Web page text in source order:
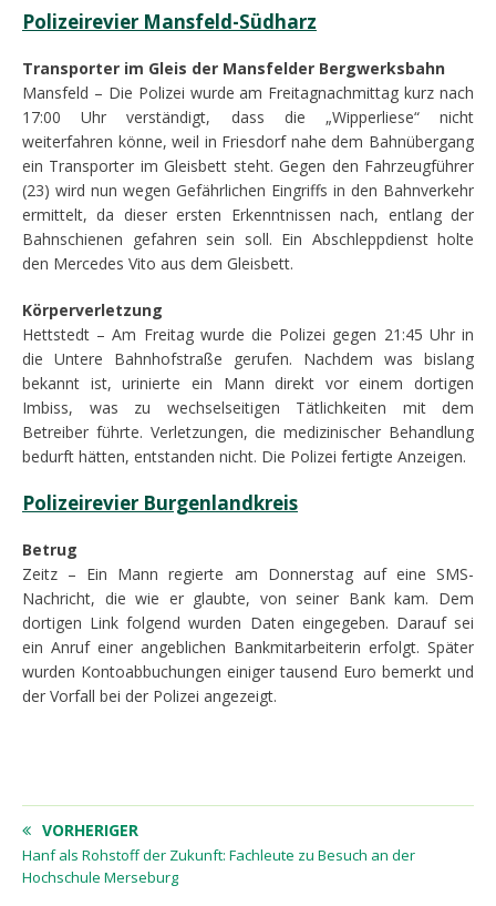
Polizeirevier Mansfeld-Südharz
Transporter im Gleis der Mansfelder Bergwerksbahn
Mansfeld – Die Polizei wurde am Freitagnachmittag kurz nach
17:00 Uhr verständigt, dass die „Wipperliese“ nicht
weiterfahren könne, weil in Friesdorf nahe dem Bahnübergang
ein Transporter im Gleisbett steht. Gegen den Fahrzeugführer
(23) wird nun wegen Gefährlichen Eingriffs in den Bahnverkehr
ermittelt, da dieser ersten Erkenntnissen nach, entlang der
Bahnschienen gefahren sein soll. Ein Abschleppdienst holte
den Mercedes Vito aus dem Gleisbett.
Körperverletzung
Hettstedt – Am Freitag wurde die Polizei gegen 21:45 Uhr in
die Untere Bahnhofstraße gerufen. Nachdem was bislang
bekannt ist, urinierte ein Mann direkt vor einem dortigen
Imbiss, was zu wechselseitigen Tätlichkeiten mit dem
Betreiber führte. Verletzungen, die medizinischer Behandlung
bedurft hätten, entstanden nicht. Die Polizei fertigte Anzeigen.
Polizeirevier Burgenlandkreis
Betrug
Zeitz – Ein Mann regierte am Donnerstag auf eine SMS-
Nachricht, die wie er glaubte, von seiner Bank kam. Dem
dortigen Link folgend wurden Daten eingegeben. Darauf sei
ein Anruf einer angeblichen Bankmitarbeiterin erfolgt. Später
wurden Kontoabbuchungen einiger tausend Euro bemerkt und
der Vorfall bei der Polizei angezeigt.
VORHERIGER
Hanf als Rohstoff der Zukunft: Fachleute zu Besuch an der
Hochschule Merseburg